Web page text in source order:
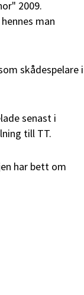
2009.
man
skådespelare i
senast i
till TT.
har bett om